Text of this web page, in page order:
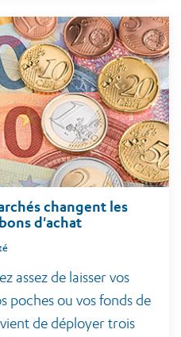
changent les
d'achat
assez de laisser vos
poches ou vos fonds de
de déployer trois